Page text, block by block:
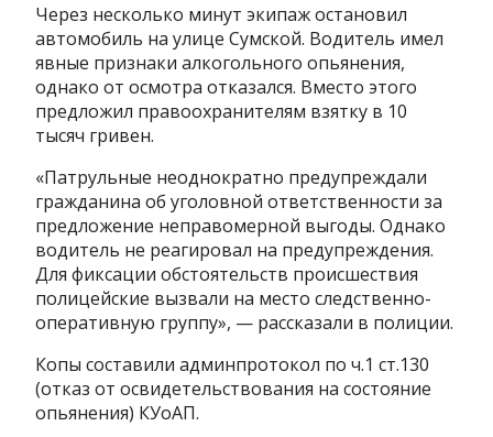
Через несколько минут экипаж остановил
автомобиль на улице Сумской. Водитель имел
явные признаки алкогольного опьянения,
однако от осмотра отказался. Вместо этого
предложил правоохранителям взятку в 10
тысяч гривен.
«Патрульные неоднократно предупреждали
гражданина об уголовной ответственности за
предложение неправомерной выгоды. Однако
водитель не реагировал на предупреждения.
Для фиксации обстоятельств происшествия
полицейские вызвали на место следственно-
оперативную группу», — рассказали в полиции.
Копы составили админпротокол по ч.1 ст.130
(отказ от освидетельствования на состояние
опьянения) КУоАП.